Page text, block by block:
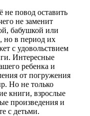
не повод оставить
не заменит
бабушкой или
но в период их
с удовольствием
Интересные
ребенка и
от погружения
Но не только
книги, взрослые
произведения и
с детьми.